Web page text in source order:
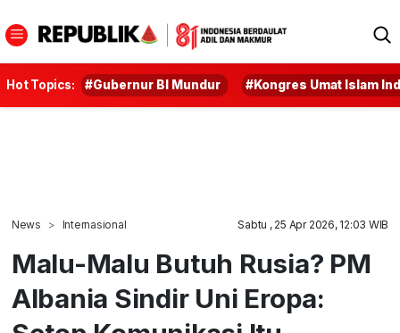
Hot Topics: #Gubernur BI Mundur #Kongres Umat Islam
News Internasional Sabtu , 25 Apr 2026, 12:03 WIB
Malu-Malu Butuh Rusia? PM
Albania Sindir Uni Eropa: